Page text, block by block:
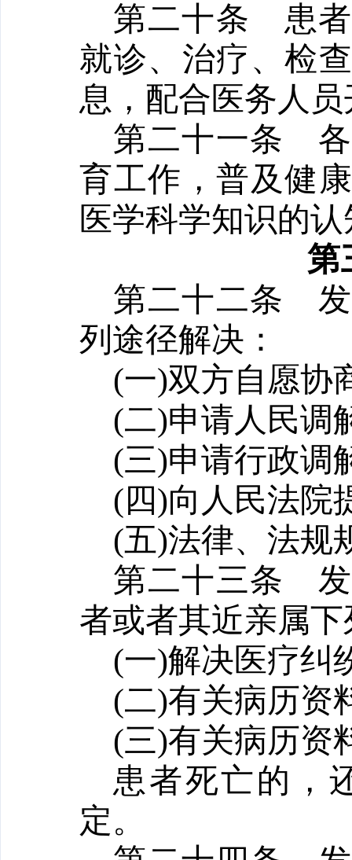
第二十条 患
就诊、治疗、检
息，配合医务人
第二十一条
育工作，普及健
医学科学知识的
第
第二十二条
列途径解决：
(一)双方自愿协
(二)申请人民调
(三)申请行政调
(四)向人民法院
(五)法律、法规
第二十三条
者或者其近亲属
(一)解决医疗纠
(二)有关病历资
(三)有关病历资
患者死亡的，
定。